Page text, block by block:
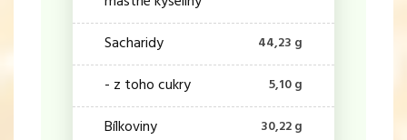
Sacharidy 44,23 g
- z toho cukry 5,10 g
Bílkoviny 30,22 g